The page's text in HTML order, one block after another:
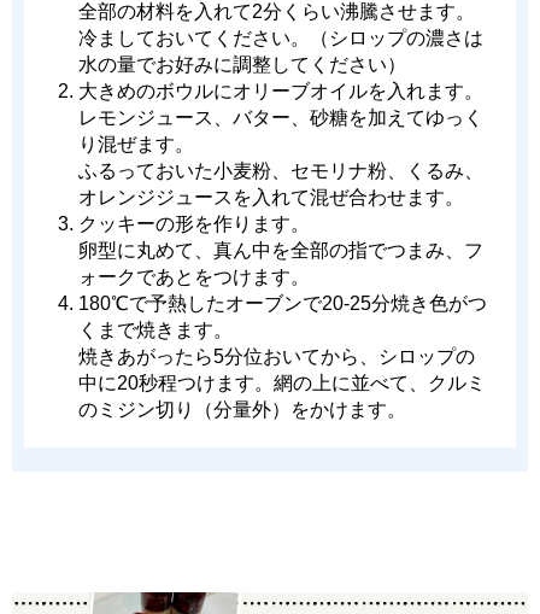
全部の材料を入れて2分くらい沸騰させます。
冷ましておいてください。（シロップの濃さは
水の量でお好みに調整してください）
大きめのボウルにオリーブオイルを入れます。
レモンジュース、バター、砂糖を加えてゆっく
り混ぜます。
ふるっておいた小麦粉、セモリナ粉、くるみ、
オレンジジュースを入れて混ぜ合わせます。
クッキーの形を作ります。
卵型に丸めて、真ん中を全部の指でつまみ、フ
ォークであとをつけます。
180℃で予熱したオーブンで20-25分焼き色がつ
くまで焼きます。
焼きあがったら5分位おいてから、シロップの
中に20秒程つけます。網の上に並べて、クルミ
のミジン切り（分量外）をかけます。